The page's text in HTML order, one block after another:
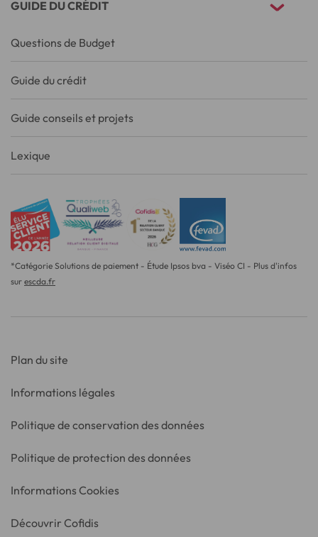
GUIDE DU CRÉDIT
Questions de Budget
Guide du crédit
Guide conseils et projets
Lexique
*Catégorie Solutions de paiement - Étude Ipsos bva - Viséo CI - Plus d'infos
sur escda.fr
Plan du site
Informations légales
Politique de conservation des données
Politique de protection des données
Informations Cookies
Découvrir Cofidis